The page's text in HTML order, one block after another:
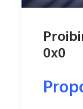
0x0